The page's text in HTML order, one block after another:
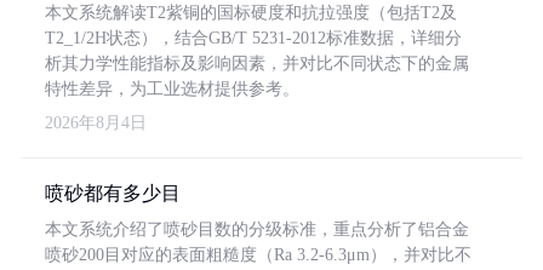
本文系统解读T2紫铜的国标硬度和抗拉强度（包括T2及
T2_1/2H状态），结合GB/T 5231-2012标准数据，详细分
析其力学性能指标及影响因素，并对比不同状态下的金属
特性差异，为工业选材提供参考。
2026年8月4日
喷砂都有多少目
本文系统介绍了喷砂目数的分级标准，重点分析了铝合金
喷砂200目对应的表面粗糙度（Ra 3.2-6.3μm），并对比不